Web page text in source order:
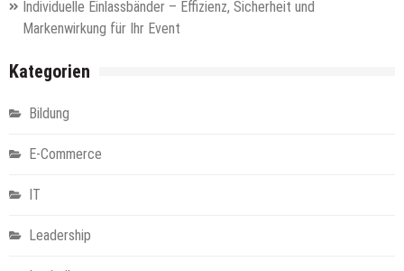
Individuelle Einlassbänder – Effizienz, Sicherheit und
Markenwirkung für Ihr Event
Kategorien
Bildung
E-Commerce
IT
Leadership